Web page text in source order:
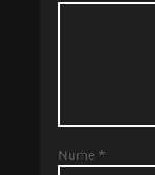
Nume *